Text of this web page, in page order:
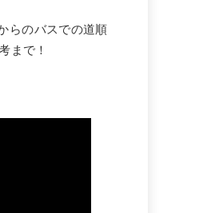
らのバスでの道順
まで！